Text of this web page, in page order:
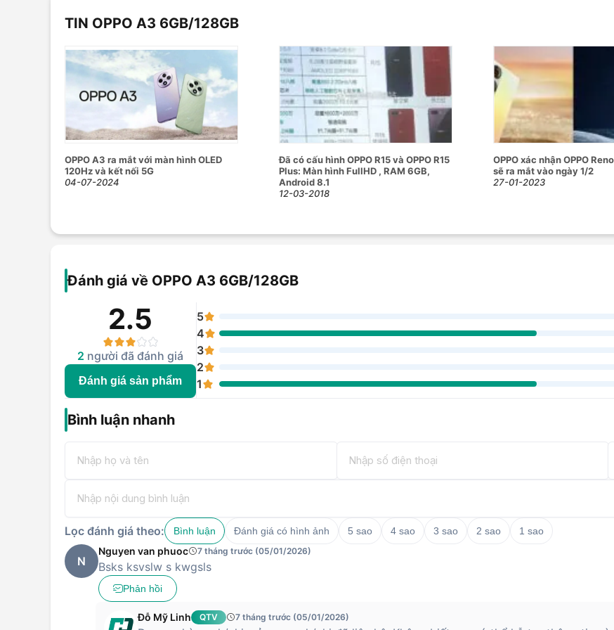
Thẻ nhớ
MicroSD, hỗ trợ tối đa 1 TB
Camera trước
Tính năng
Xóa phông
Tự động lấy nét (AF)
Trôi nhanh thời gian (Time Lapse)
Toàn cảnh (Panorama)
Làm đẹp
Ban đêm (Night Mode)
Nhãn dán (AR Stickers)
Quay phim
FullHD 1080p@30fps
SIM
2 Nano SIM
Wi-Fi Direct
Wi-Fi 802.11 a/b/g/n/ac
GPS
QZSS
Bluetooth
Cổng kết nối
Hệ điều hành
Android 14
Dung lượng pin
Li-Po 5100 mAh
Sạc nhanh
Bảo mật nâng cao
Mở khoá khuôn mặt
TIN OPPO A3 6GB/128GB
OPPO A3 ra mắt với màn hình OLED
120Hz và kết nối 5G
04-07-2024
Đã có cấu hình OPPO R15 và OPPO R15
Plus: Màn hình FullHD , RAM 6GB,
Android 8.1
12-03-2018
OPPO xác nhận OPPO
sẽ ra mắt vào ngày 1/2
27-01-2023
Đánh giá về OPPO A3 6GB/128GB
2.5
2 người đã đánh giá
Đánh giá sản phẩm
5
4
3
2
1
Bình luận nhanh
Lọc đánh giá theo: Bình luận Đánh giá có hình ảnh 5 sao 4 sao 3 sao 2 sao 1 sao
N
Nguyen van phuoc 7 tháng trước (05/01/2026)
Bsks ksvslw s kwgsls
Phản hồi
Đỗ Mỹ Linh QTV 7 tháng trước (05/01/2026)